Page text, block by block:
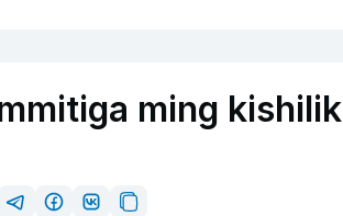
ming kishilik